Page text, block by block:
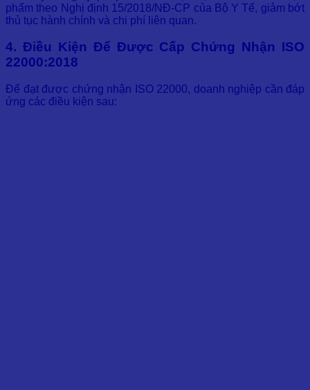
phẩm theo Nghị định 15/2018/NĐ-CP của Bộ Y Tế, giảm bớt
thủ tục hành chính và chi phí liên quan.
4. Điều Kiện Để Được Cấp Chứng Nhận ISO
22000:2018
Để đạt được chứng nhận ISO 22000, doanh nghiệp cần đáp
ứng các điều kiện sau: